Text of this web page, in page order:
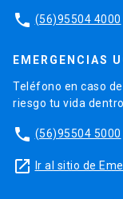
phone (56)95504 4000
EMERGENCIAS
Teléfono en caso
riesgo tu vida
phone (56)95504 5000
launch Ir al sitio de